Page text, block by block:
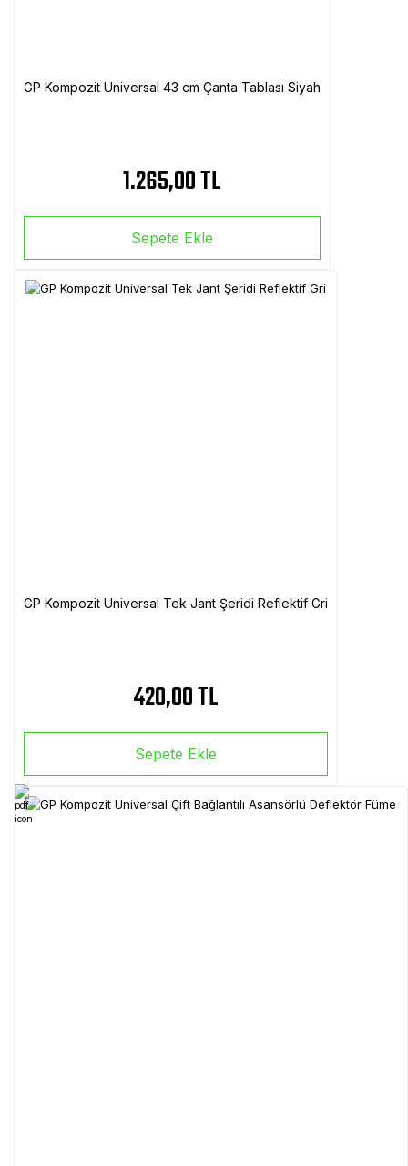
GP Kompozit Universal 43 cm Çanta Tablası Siyah
1.265,00 TL
Sepete Ekle
GP Kompozit Universal Tek Jant Şeridi Reflektif Gri
420,00 TL
Sepete Ekle